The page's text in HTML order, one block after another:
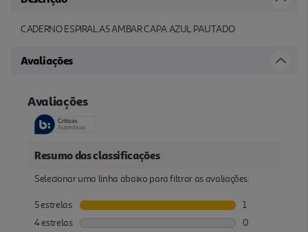
CADERNO ESPIRAL A5 AMBAR CAPA AZUL PAUTADO
Avaliações